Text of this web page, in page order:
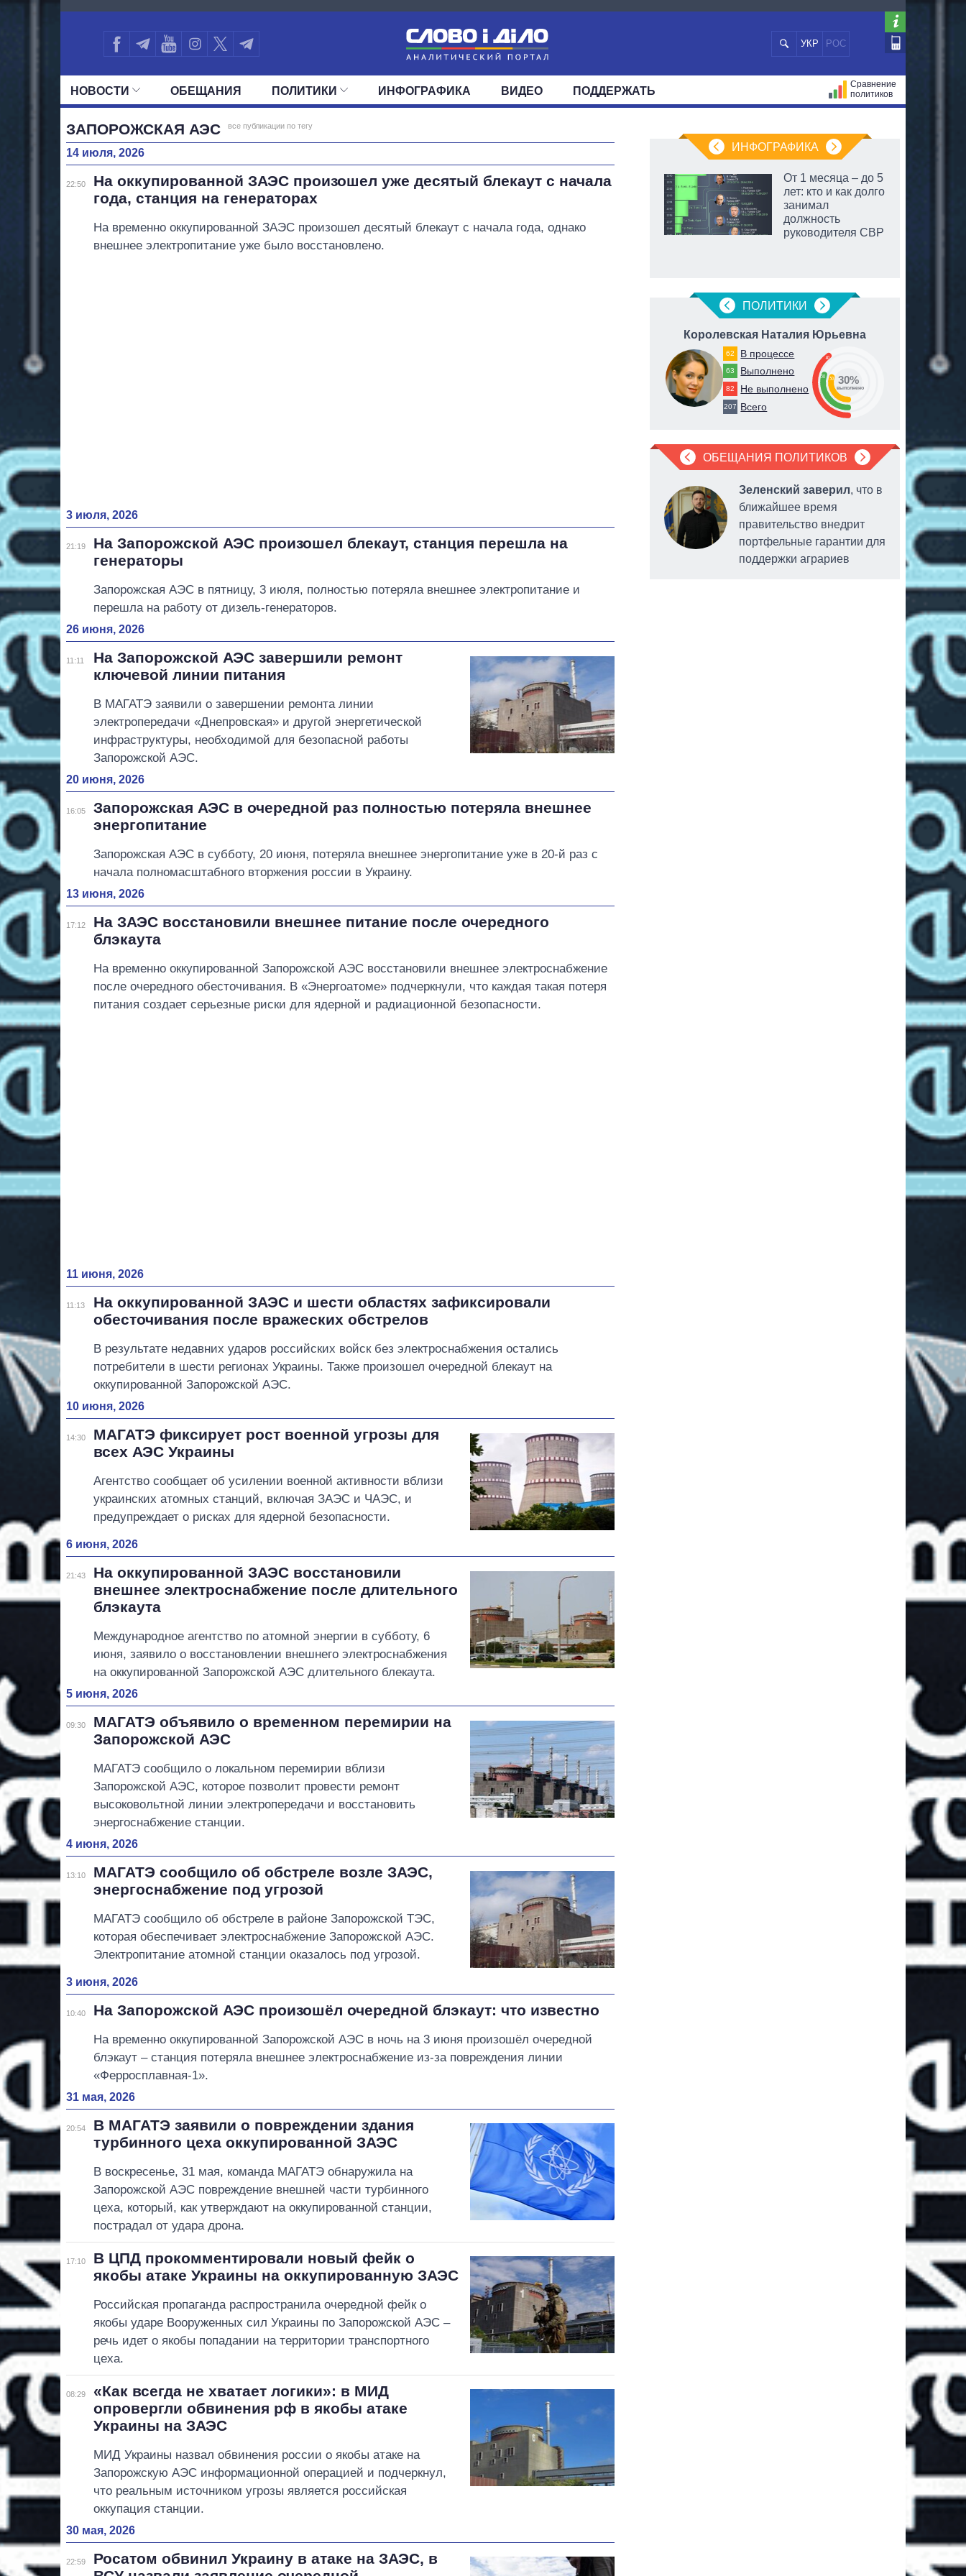
4127
УКР РОС
НОВОСТИ ОБЕЩАНИЯ ПОЛИТИКИ
ВСЕ ПОЛИТИКИ ПРЕЗИДЕНТ И ОФИС
ИНФОГРАФИКА ВИДЕО ПОДДЕРЖАТЬ
Сравнение
политиков
ЗАПОРОЖСКАЯ АЭС все публикации по тегу
14 июля, 2026
22:50
На оккупированной ЗАЭС произошел уже десятый блекаут с начала
года, станция на генераторах
На временно оккупированной ЗАЭС произошел десятый блекаут с начала года, однако
внешнее электропитание уже было восстановлено.
3 июля, 2026
21:19
На Запорожской АЭС произошел блекаут, станция перешла на
генераторы
Запорожская АЭС в пятницу, 3 июля, полностью потеряла внешнее электропитание и
перешла на работу от дизель-генераторов.
26 июня, 2026
11:11
На Запорожской АЭС завершили ремонт
ключевой линии питания
В МАГАТЭ заявили о завершении ремонта линии
электропередачи «Днепровская» и другой энергетической
инфраструктуры, необходимой для безопасной работы
Запорожской АЭС.
20 июня, 2026
16:05
Запорожская АЭС в очередной раз полностью потеряла внешнее
энергопитание
Запорожская АЭС в субботу, 20 июня, потеряла внешнее энергопитание уже в 20-й раз с
начала полномасштабного вторжения россии в Украину.
13 июня, 2026
17:12
На ЗАЭС восстановили внешнее питание после очередного
блэкаута
На временно оккупированной Запорожской АЭС восстановили внешнее электроснабжение
после очередного обесточивания. В «Энергоатоме» подчеркнули, что каждая такая потеря
питания создает серьезные риски для ядерной и радиационной безопасности.
11 июня, 2026
11:13
На оккупированной ЗАЭС и шести областях зафиксировали
обесточивания после вражеских обстрелов
В результате недавних ударов российских войск без электроснабжения остались
потребители в шести регионах Украины. Также произошел очередной блекаут на
оккупированной Запорожской АЭС.
10 июня, 2026
14:30
МАГАТЭ фиксирует рост военной угрозы для
всех АЭС Украины
Агентство сообщает об усилении военной активности вблизи
украинских атомных станций, включая ЗАЭС и ЧАЭС, и
предупреждает о рисках для ядерной безопасности.
6 июня, 2026
21:43
На оккупированной ЗАЭС восстановили
внешнее электроснабжение после длительного
блэкаута
Международное агентство по атомной энергии в субботу, 6
июня, заявило о восстановлении внешнего электроснабжения
на оккупированной Запорожской АЭС длительного блекаута.
5 июня, 2026
09:30
МАГАТЭ объявило о временном перемирии на
Запорожской АЭС
МАГАТЭ сообщило о локальном перемирии вблизи
Запорожской АЭС, которое позволит провести ремонт
высоковольтной линии электропередачи и восстановить
энергоснабжение станции.
4 июня, 2026
13:10
МАГАТЭ сообщило об обстреле возле ЗАЭС,
энергоснабжение под угрозой
МАГАТЭ сообщило об обстреле в районе Запорожской ТЭС,
которая обеспечивает электроснабжение Запорожской АЭС.
Электропитание атомной станции оказалось под угрозой.
3 июня, 2026
10:40 На Запорожской АЭС произошёл очередной блэкаут: что известно
На временно оккупированной Запорожской АЭС в ночь на 3 июня произошёл очередной
блэкаут – станция потеряла внешнее электроснабжение из-за повреждения линии
«Ферросплавная-1».
31 мая, 2026
20:54
В МАГАТЭ заявили о повреждении здания
турбинного цеха оккупированной ЗАЭС
В воскресенье, 31 мая, команда МАГАТЭ обнаружила на
Запорожской АЭС повреждение внешней части турбинного
цеха, который, как утверждают на оккупированной станции,
пострадал от удара дрона.
17:10
В ЦПД прокомментировали новый фейк о
якобы атаке Украины на оккупированную ЗАЭС
Российская пропаганда распространила очередной фейк о
якобы ударе Вооруженных сил Украины по Запорожской АЭС –
речь идет о якобы попадании на территории транспортного
цеха.
08:29
«Как всегда не хватает логики»: в МИД
опровергли обвинения рф в якобы атаке
Украины на ЗАЭС
МИД Украины назвал обвинения россии о якобы атаке на
Запорожскую АЭС информационной операцией и подчеркнул,
что реальным источником угрозы является российская
оккупация станции.
30 мая, 2026
22:59
Росатом обвинил Украину в атаке на ЗАЭС, в
ИНФОГРАФИКА
Как за 10 лет
бакалавриат,
От 1 месяца – до 5
лет: кто и как долго
занимал
должность
руководителя СВР
ПОЛИТИКИ
Королевская Наталия Юрьевна
62 В процессе
63 Выполнено
82 Не выполнено
207 Всего
40
30 30 30%
выполнено
ОБЕЩАНИЯ ПОЛИТИКОВ
исковое заявление в суд
относительно повышения
Зеленский заверил, что в
ближайшее время
правительство внедрит
портфельные гарантии для
поддержки аграриев
головы